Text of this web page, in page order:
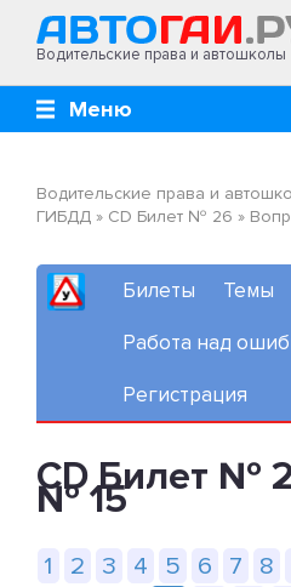
Водительские права и автошколы
Меню
Водительские права и
ГИБДД » CD Билет № 26 »
Билеты Темы
Работа над
Регистрация
CD Билет №
№ 15
1 2 3 4 5 6 7 8